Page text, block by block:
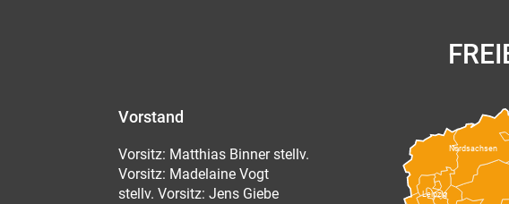
Vorstand
Vorsitz: Matthias Binner stellv.
Vorsitz: Madelaine Vogt
stellv. Vorsitz: Jens Giebe
Leipzig
Nordsachsen